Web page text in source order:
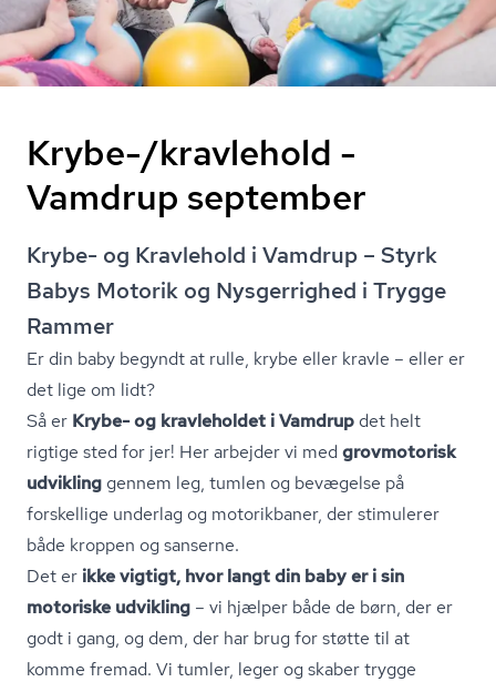
Krybe-/kravlehold -
Vamdrup september
Krybe- og Kravlehold i Vamdrup – Styrk
Babys Motorik og Nysgerrighed i Trygge
Rammer
Er din baby begyndt at rulle, krybe eller kravle – eller er
det lige om lidt?
Så er Krybe- og kravleholdet i Vamdrup det helt
rigtige sted for jer! Her arbejder vi med grovmotorisk
udvikling gennem leg, tumlen og bevægelse på
forskellige underlag og motorikbaner, der stimulerer
både kroppen og sanserne.
Det er ikke vigtigt, hvor langt din baby er i sin
motoriske udvikling – vi hjælper både de børn, der er
godt i gang, og dem, der har brug for støtte til at
komme fremad. Vi tumler, leger og skaber trygge